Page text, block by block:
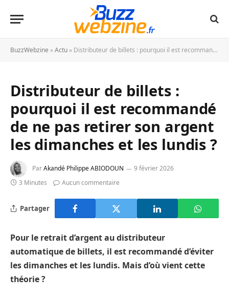
BuzzWebzine »Actu » Distributeur de billets : pourquoi il est recommandé de ne pas retirer son argent les dimanches et les lundis ?
Distributeur de billets :
pourquoi il est recommandé
de ne pas retirer son argent
les dimanches et les lundis ?
ParAkandé Philippe ABIODOUN
9 février 2026
3 Minutes
Aucun commentaire
Partager
Pour le retrait d’argent au distributeur
automatique de billets, il est recommandé d’éviter
les dimanches et les lundis. Mais d’où vient cette
théorie ?